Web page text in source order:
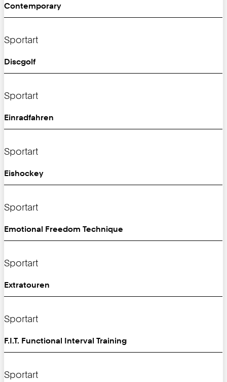
Contemporary
Sportart
Discgolf
Sportart
Einradfahren
Sportart
Eishockey
Sportart
Emotional Freedom Technique
Sportart
Extratouren
Sportart
F.I.T. Functional Interval Training
Sportart